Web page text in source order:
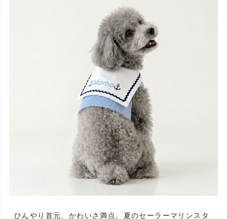
ひんやり首元、かわいさ満点。夏のセーラーマリンスタ